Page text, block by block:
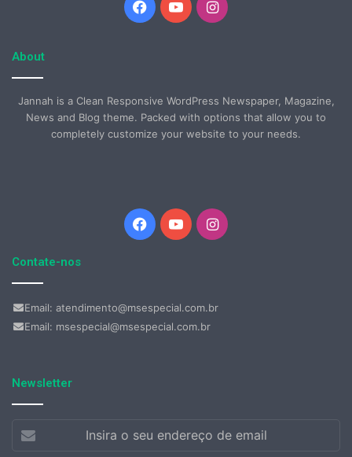
Facebook
YouTubeInstagram
About
Jannah is a Clean Responsive WordPress Newspaper, Magazine,
News and Blog theme. Packed with options that allow you to
completely customize your website to your needs.
Facebook
YouTubeInstagram
Contate-nos
Email: atendimento@msespecial.com.br
Email: msespecial@msespecial.com.br
Newsletter